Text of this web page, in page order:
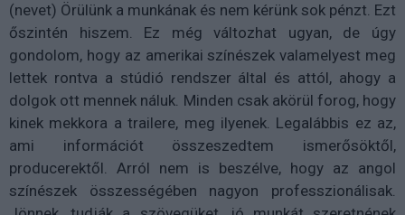
(nevet) Örülünk a munkának és nem kérünk sok pénzt. Ezt
őszintén hiszem. Ez még változhat ugyan, de úgy
gondolom, hogy az amerikai színészek valamelyest meg
lettek rontva a stúdió rendszer által és attól, ahogy a
dolgok ott mennek náluk. Minden csak akörül forog, hogy
kinek mekkora a trailere, meg ilyenek. Legalábbis ez az,
ami információt összeszedtem ismerősöktől,
producerektől. Arról nem is beszélve, hogy az angol
színészek összességében nagyon professzionálisak.